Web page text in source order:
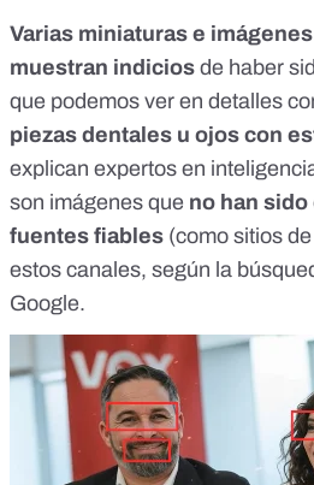
Varias miniaturas e imágenes
muestran indicios de haber
que podemos ver en detalles
piezas dentales u ojos con
explican expertos en
son imágenes que no han
fuentes fiables (como sitios
estos canales, según la
Google.